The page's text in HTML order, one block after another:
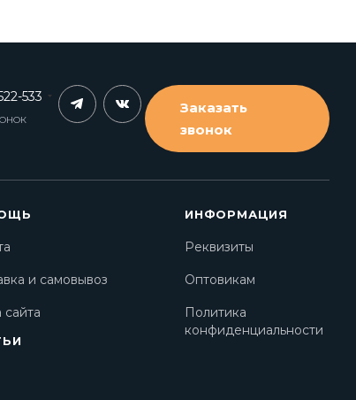
533
Заказать
звонок
и самовывоз
сайта
ИНФОРМАЦИЯ
Реквизиты
Оптовикам
Политика
конфиденциальности